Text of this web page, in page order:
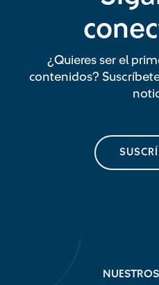
¿Quieres ser el
contenidos?
NUESTROS